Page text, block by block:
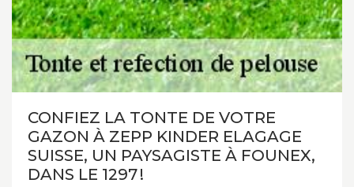
CONFIEZ LA TONTE DE VOTRE
GAZON À ZEPP KINDER ELAGAGE
SUISSE, UN PAYSAGISTE À FOUNEX,
DANS LE 1297 !